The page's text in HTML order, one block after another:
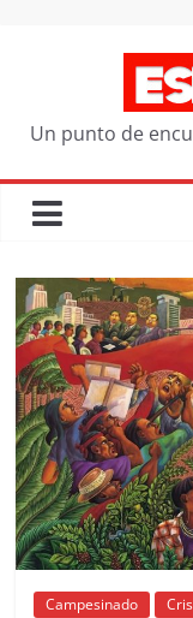
Un punto de
Campesinado